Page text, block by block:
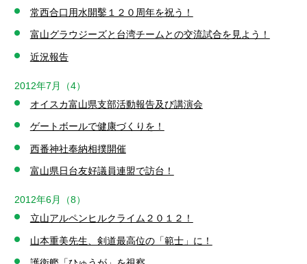
常西合口用水開鑿１２０周年を祝う！
富山グラウジーズと台湾チームとの交流試合を見よう！
近況報告
2012年7月（4）
オイスカ富山県支部活動報告及び講演会
ゲートボールで健康づくりを！
西番神社奉納相撲開催
富山県日台友好議員連盟で訪台！
2012年6月（8）
立山アルペンヒルクライム２０１２！
山本重美先生、剣道最高位の「範士」に！